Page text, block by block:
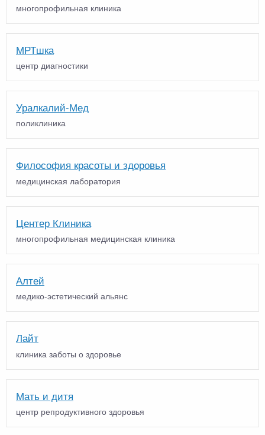
многопрофильная клиника
МРТшка
центр диагностики
Уралкалий-Мед
поликлиника
Философия красоты и здоровья
медицинская лаборатория
Центер Клиника
многопрофильная медицинская клиника
Алтей
медико-эстетический альянс
Лайт
клиника заботы о здоровье
Мать и дитя
центр репродуктивного здоровья